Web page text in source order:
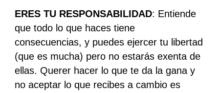
ERES TU RESPONSABILIDAD: Entiende
que todo lo que haces tiene
consecuencias, y puedes ejercer tu libertad
(que es mucha) pero no estarás exenta de
ellas. Querer hacer lo que te da la gana y
no aceptar lo que recibes a cambio es